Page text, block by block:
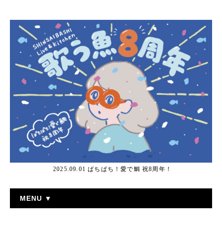
2025.09.01 ぱちぱち！愛で鯛 祝8周年！
MENU ▼